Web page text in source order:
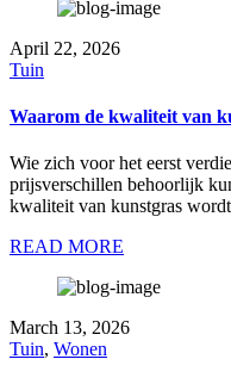
April 22, 2026
Tuin
Waarom de kwaliteit van
Wie zich voor het eerst
prijsverschillen behoorlijk
kwaliteit van kunstgras
READ MORE
March 13, 2026
Tuin, Wonen